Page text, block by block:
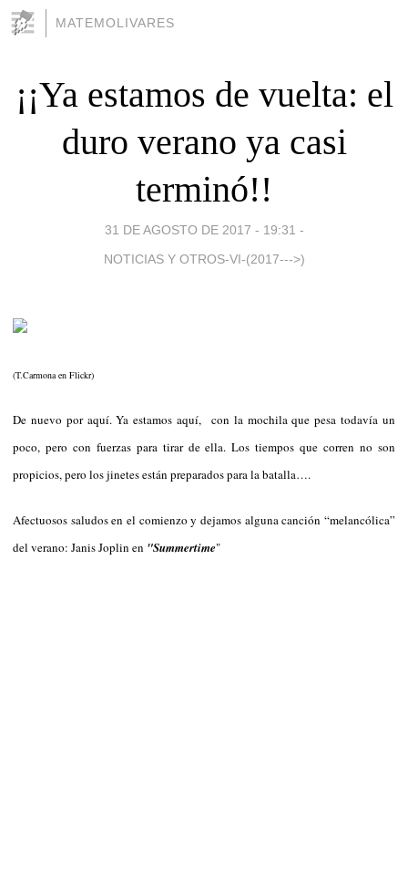
MATEMOLIVARES
¡¡Ya estamos de vuelta: el
duro verano ya casi
terminó!!
31 DE AGOSTO DE 2017 - 19:31 -
NOTICIAS Y OTROS-VI-(2017--->)
(T.Carmona en Flickr)
De nuevo por aquí. Ya estamos aquí, con la mochila que pesa todavía un
poco, pero con fuerzas para tirar de ella. Los tiempos que corren no son
propicios, pero los jinetes están preparados para la batalla….
Afectuosos saludos en el comienzo y dejamos alguna canción “melancólica”
del verano: Janis Joplin en "Summertime"